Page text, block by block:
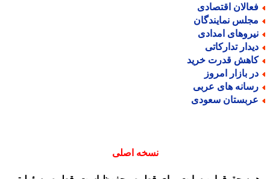
اقتصادی
نمایندگان
امدادی
تدارکاتی
قدرت خرید
بازار امروز
های عربی
سعودی
نسخه اصلی